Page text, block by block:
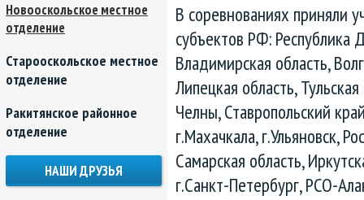
В соревнованиях приняли
субъектов РФ: Республика
Владимирская область,
Липецкая область,
Челны, Ставропольский
г.Махачкала, г.Ульяновск,
Самарская область,
г.Санкт-Петербург, РСО-
Новооскольское местное
отделение
Старооскольское местное
отделение
Ракитянское районное
отделение
НАШИ ДРУЗЬЯ